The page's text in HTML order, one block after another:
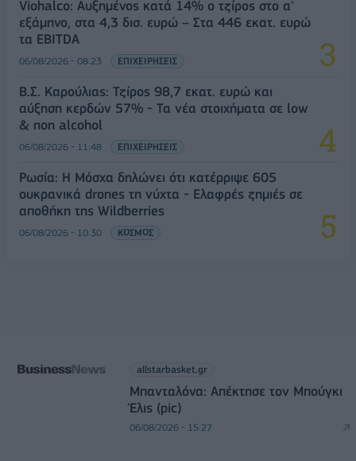
Viohalco: Αυξημένος κατά 14% ο τζίρος στο α'
εξάμηνο, στα 4,3 δισ. ευρώ – Στα 446 εκατ. ευρώ
τα EBITDA
06/08/2026 - 08:23 ΕΠΙΧΕΙΡΗΣΕΙΣ
Β.Σ. Καρούλιας: Τζίρος 98,7 εκατ. ευρώ και
αύξηση κερδών 57% - Τα νέα στοιχήματα σε low
& non alcohol
06/08/2026 - 11:48 ΕΠΙΧΕΙΡΗΣΕΙΣ
Ρωσία: Η Μόσχα δηλώνει ότι κατέρριψε 605
ουκρανικά drones τη νύχτα - Ελαφρές ζημιές σε
αποθήκη της Wildberries
06/08/2026 - 10:30 ΚΟΣΜΟΣ
allstarbasket.gr
Μπανταλόνα: Απέκτησε τον Μπούγκι
Έλις (pic)
06/08/2026 - 15:27